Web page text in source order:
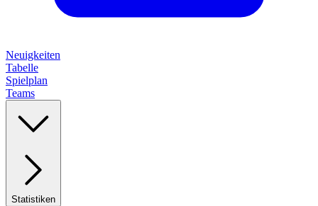
Neuigkeiten
Tabelle
Spielplan
Teams
Statistiken